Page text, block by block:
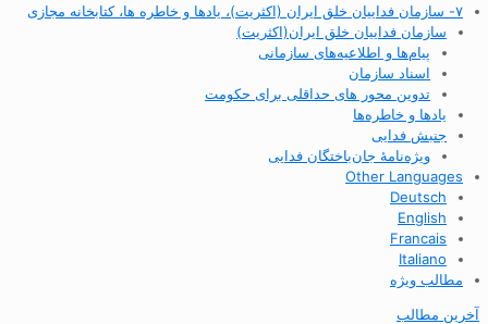
۷- سازمان فداییان خلق ایران (اکثریت)، یادها و خاطره ها، کتابخانه مجازی
سازمان فداییان خلق ایران(اکثریت)
پیام‌ها و اطلاعیه‌های سازمانی
اسناد سازمان
تدوین محور های حداقلی برای حکومت
یادها و خاطره‌ها
جنبش فدایی
ویژه‌نامهٔ جان‌باختگان فدایی
Other Languages
Deutsch
English
Francais
Italiano
مطالب ویژه
آخرین مطالب